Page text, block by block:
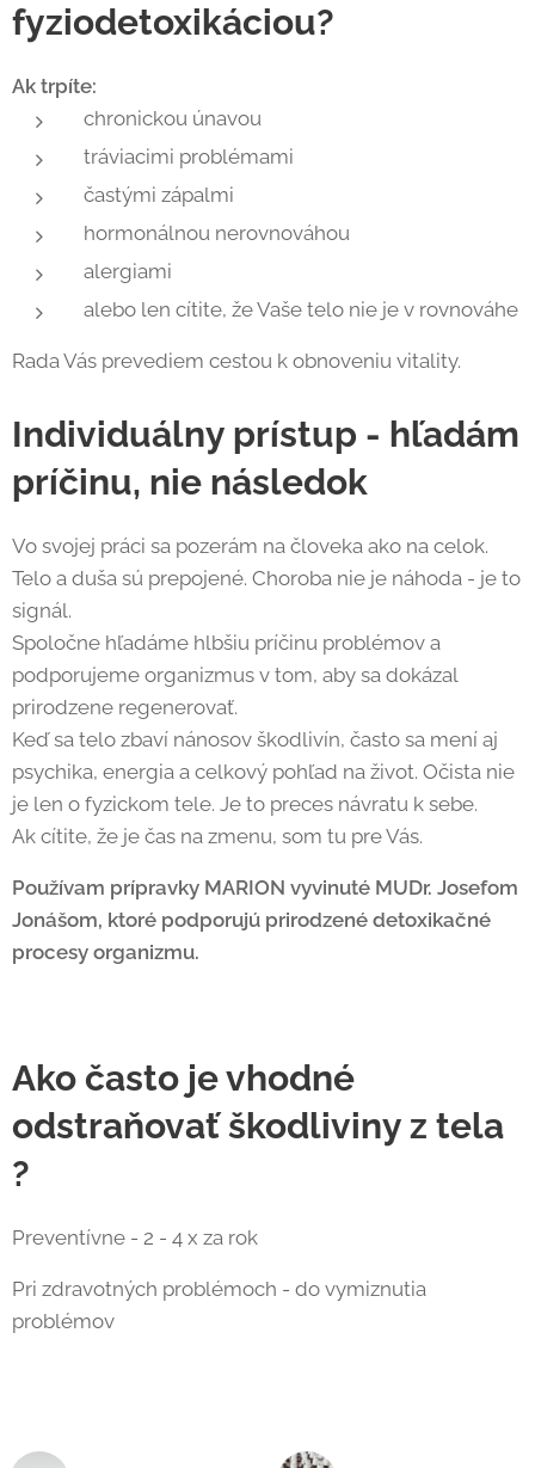
fyziodetoxikáciou?
Ak trpíte:
chronickou únavou
tráviacimi problémami
častými zápalmi
hormonálnou nerovnováhou
alergiami
alebo len cítite, že Vaše telo nie je v rovnováhe
Rada Vás prevediem cestou k obnoveniu vitality.
Individuálny prístup - hľadám
príčinu, nie následok
Vo svojej práci sa pozerám na človeka ako na celok.
Telo a duša sú prepojené. Choroba nie je náhoda - je to
signál.
Spoločne hľadáme hlbšiu príčinu problémov a
podporujeme organizmus v tom, aby sa dokázal
prirodzene regenerovať.
Keď sa telo zbaví nánosov škodlivín, často sa mení aj
psychika, energia a celkový pohľad na život. Očista nie
je len o fyzickom tele. Je to preces návratu k sebe.
Ak cítite, že je čas na zmenu, som tu pre Vás.
Používam prípravky MARION vyvinuté MUDr. Josefom
Jonášom, ktoré podporujú prirodzené detoxikačné
procesy organizmu.
Ako často je vhodné
odstraňovať škodliviny z tela
?
Preventívne - 2 - 4 x za rok
Pri zdravotných problémoch - do vymiznutia
problémov